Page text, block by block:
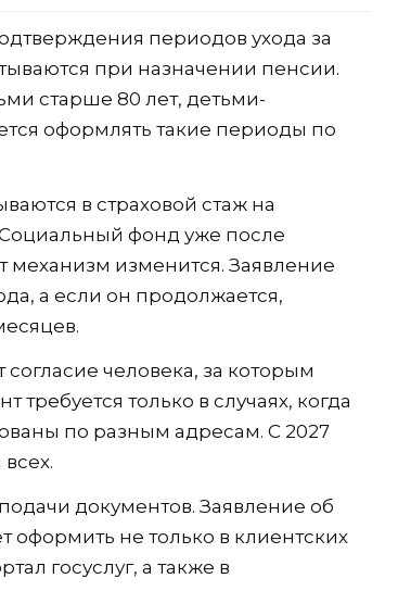
периодов ухода за
при назначении пенсии.
старше 80 лет, детьми-
оформлять такие периоды по
в страховой стаж на
фонд уже после
механизм изменится. Заявление
а если он продолжается,
человека, за которым
требуется только в случаях, когда
по разным адресам. С 2027
документов. Заявление об
оформить не только в клиентских
госуслуг, а также в